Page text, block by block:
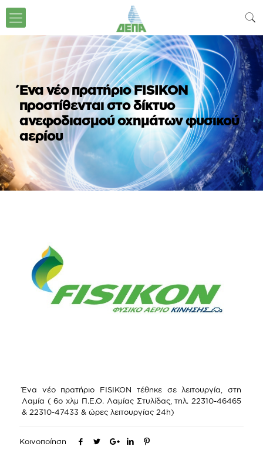
Ένα νέο πρατήριο FISIKON
προστίθενται στο δίκτυο
ανεφοδιασμού οχημάτων φυσικού
αερίου
Ένα νέο πρατήριο FISIKON τέθηκε σε λειτουργία, στη
Λαμία ( 6o χλμ Π.Ε.Ο. Λαμίας Στυλίδας, τηλ. 22310-46465
& 22310-47433 & ώρες λειτουργίας 24h)
Κοινοποίηση